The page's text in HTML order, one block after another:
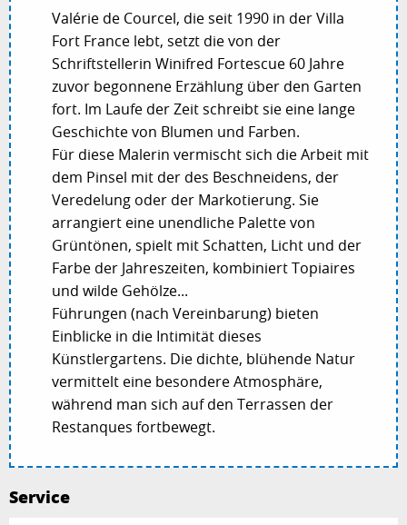
Valérie de Courcel, die seit 1990 in der Villa
Fort France lebt, setzt die von der
Schriftstellerin Winifred Fortescue 60 Jahre
zuvor begonnene Erzählung über den Garten
fort. Im Laufe der Zeit schreibt sie eine lange
Geschichte von Blumen und Farben.
Für diese Malerin vermischt sich die Arbeit mit
dem Pinsel mit der des Beschneidens, der
Veredelung oder der Markotierung. Sie
arrangiert eine unendliche Palette von
Grüntönen, spielt mit Schatten, Licht und der
Farbe der Jahreszeiten, kombiniert Topiaires
und wilde Gehölze...
Führungen (nach Vereinbarung) bieten
Einblicke in die Intimität dieses
Künstlergartens. Die dichte, blühende Natur
vermittelt eine besondere Atmosphäre,
während man sich auf den Terrassen der
Restanques fortbewegt.
Service